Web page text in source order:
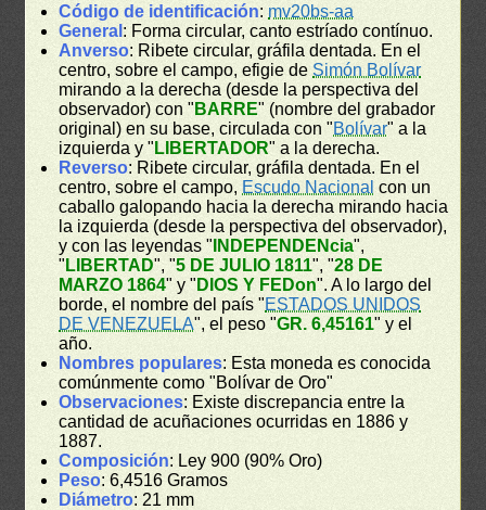
Código de identificación: mv20bs-aa
General : Forma circular, canto estríado contínuo.
Anverso: Ribete circular, gráfila dentada. En el
centro, sobre el campo, efigie deSimón Bolívar
mirando a la derecha (desde la perspectiva del
observador) con " BARRE" (nombre del grabador
original) en su base, circulada con "Bolívar" a la
izquierda y " LIBERTADOR" a la derecha.
Reverso: Ribete circular, gráfila dentada. En el
centro, sobre el campo, Escudo Nacional con un
caballo galopando hacia la derecha mirando hacia
la izquierda (desde la perspectiva del observador),
y con las leyendas " INDEPENDENcia",
" LIBERTAD", "5 DE JULIO 1811", "28 DE
MARZO 1864" y " DIOS Y FEDon". A lo largo del
borde, el nombre del país "ESTADOS UNIDOS
DE VENEZUELA", el peso "GR. 6,45161" y el
año.
Nombres populares: Esta moneda es conocida
comúnmente como "Bolívar de Oro"
Observaciones: Existe discrepancia entre la
cantidad de acuñaciones ocurridas en 1886 y
1887.
Composición: Ley 900 (90% Oro)
Peso: 6,4516 Gramos
Diámetro: 21 mm